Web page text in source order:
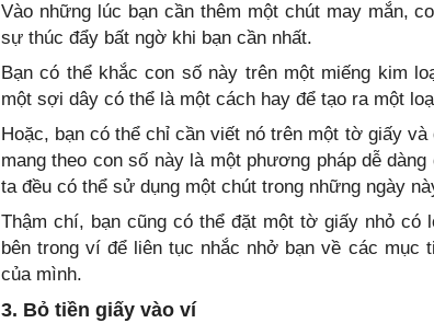
Vào những lúc bạn cần thêm một chút may mắn,
sự thúc đẩy bất ngờ khi bạn cần nhất.
Bạn có thể khắc con số này trên một miếng kim
một sợi dây có thể là một cách hay để tạo ra một
Hoặc, bạn có thể chỉ cần viết nó trên một tờ giấy
mang theo con số này là một phương pháp dễ
ta đều có thể sử dụng một chút trong những ngày
Thậm chí, bạn cũng có thể đặt một tờ giấy nhỏ
bên trong ví để liên tục nhắc nhở bạn về các mục
của mình.
3. Bỏ tiền giấy vào ví